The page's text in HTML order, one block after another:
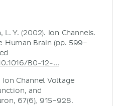
L. Y. (2002). Ion Channels.
Human Brain (pp. 599–
B0-12-...
Ion Channel Voltage
and
67(6), 915–928.